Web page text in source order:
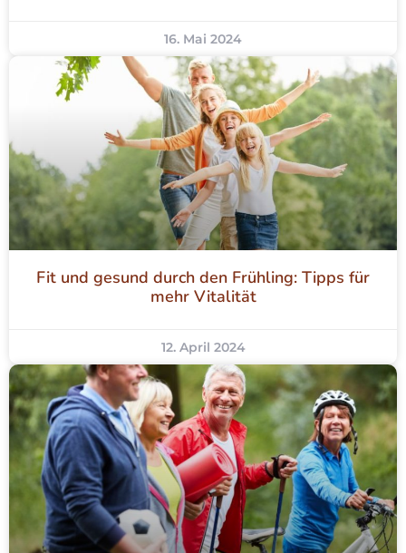
16. Mai 2024
Fit und gesund durch den Frühling: Tipps für
mehr Vitalität
12. April 2024